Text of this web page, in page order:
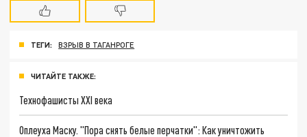
ТЕГИ: ВЗРЫВ В ТАГАНРОГЕ
ЧИТАЙТЕ ТАКЖЕ:
Технофашисты XXI века
Оплеуха Маску. "Пора снять белые перчатки": Как уничтожить